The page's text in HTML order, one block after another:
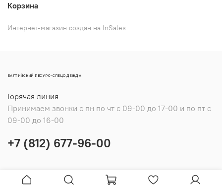
Корзина
Интернет-магазин создан на InSales
БАЛТИЙСКИЙ РЕСУРС-СПЕЦОДЕЖДА
Горячая линия
Принимаем звонки с пн по чт с 09-00 до 17-00 и по пт с
09-00 до 16-00
+7 (812) 677-96-00